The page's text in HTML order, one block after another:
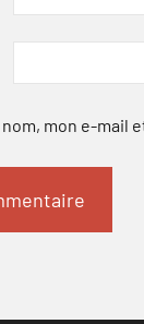
mon e-mail